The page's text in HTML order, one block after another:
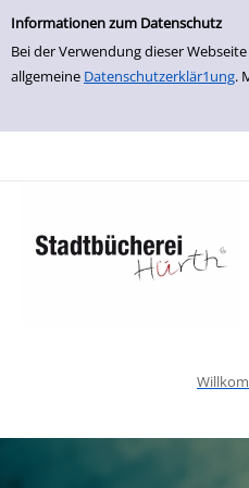
Erweiterte Suche
Informationen zum Datenschutz
Bei der Verwendung dieser
allgemeine Datenschutzerklär1ung.
zur Navigation springen
zum Inhalt springen
Zur erweiterten Suche springen